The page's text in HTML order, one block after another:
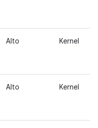
Alto Kernel
Alto Kernel